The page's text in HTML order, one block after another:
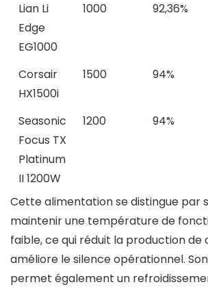
Lian Li
Edge
EG1000
1000 92,36%
Corsair
HX1500i
1500 94%
Seasonic
Focus TX
Platinum
II 1200W
1200 94%
Cette alimentation se distingue par
maintenir une température de
faible, ce qui réduit la production de
améliore le silence opérationnel.
permet également un